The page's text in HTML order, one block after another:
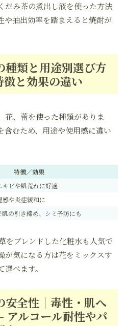
だみ茶の煮出し液を使った方法
や抽出効率を踏まえると焼酎が
種類と用途別選び方
と効果の違い
花、蕾を使った種類がありま
含むため、用途や使用感に違い
特徴／効果
ビや肌荒れに好適
や炎症緩和に
の引き締め、シミ予防にも
をブレンドした化粧水も人気で
が気になる方は花をミックスす
べます。
安全性｜毒性・肌へ
アルコール耐性やパ